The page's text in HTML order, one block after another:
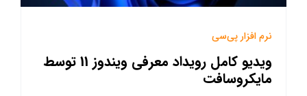
نرم افزار پی‌سی
ویدیو کامل رویداد معرفی ویندوز 11 توسط
مایکروسافت